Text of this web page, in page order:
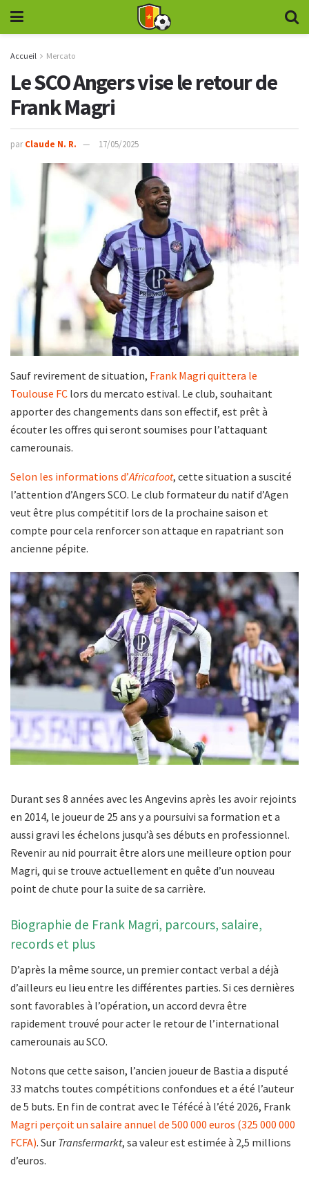
Accueil Mercato
Le SCO Angers vise le retour de
Frank Magri
par Claude N. R. 17/05/2025
Sauf revirement de situation, Frank Magriquittera le
Toulouse FC lors du mercato estival. Le club, souhaitant
apporter des changements dans son effectif, est prêt à
écouter les offres qui seront soumises pour l’attaquant
camerounais.
Selon les informations d’Africafoot, cette situation a suscité
l’attention d’Angers SCO. Le club formateur du natif d’Agen
veut être plus compétitif lors de la prochaine saison et
compte pour cela renforcer son attaque en rapatriant son
ancienne pépite.
Durant ses 8 années avec les Angevins après les avoir rejoints
en 2014, le joueur de 25 ans y a poursuivi sa formation et a
aussi gravi les échelons jusqu’à ses débuts en professionnel.
Revenir au nid pourrait être alors une meilleure option pour
Magri, qui se trouve actuellement en quête d’un nouveau
point de chute pour la suite de sa carrière.
Biographie de Frank Magri, parcours, salaire,
records et plus
D’après la même source, un premier contact verbal a déjà
d’ailleurs eu lieu entre les différentes parties. Si ces dernières
sont favorables à l’opération, un accord devra être
rapidement trouvé pour acter le retour de l’international
camerounais au SCO.
Notons que cette saison, l’ancien joueur de Bastia a disputé
33 matchs toutes compétitions confondues et a été l’auteur
de 5 buts. En fin de contrat avec le Téfécé à l’été 2026, Frank
Magri perçoit un salaire annuel de 500 000 euros (325 000 000
FCFA). Sur Transfermarkt, sa valeur est estimée à 2,5 millions
d’euros.